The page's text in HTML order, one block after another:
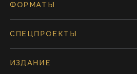
ФОРМАТЫ
СПЕЦПРОЕКТЫ
ИЗДАНИЕ